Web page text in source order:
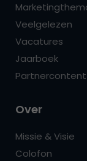
Veelgelezen
Vacatures
Jaarboek
Partnercontent
Over
Missie & Visie
Colofon